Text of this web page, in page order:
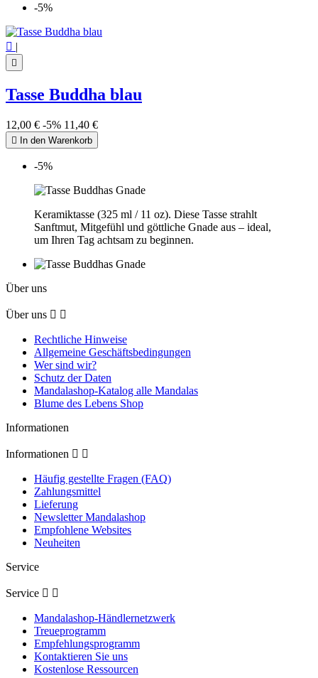
-5%
 |

Tasse Buddha blau
12,00 € -5% 11,40 €
 In den Warenkorb
-5%
Keramiktasse (325 ml / 11 oz). Diese Tasse strahlt
Sanftmut, Mitgefühl und göttliche Gnade aus – ideal,
um Ihren Tag achtsam zu beginnen.
Über uns
Über uns  
Rechtliche Hinweise
Allgemeine Geschäftsbedingungen
Wer sind wir?
Schutz der Daten
Mandalashop-Katalog alle Mandalas
Blume des Lebens Shop
Informationen
Informationen  
Häufig gestellte Fragen (FAQ)
Zahlungsmittel
Lieferung
Newsletter Mandalashop
Empfohlene Websites
Neuheiten
Service
Service  
Mandalashop-Händlernetzwerk
Treueprogramm
Empfehlungsprogramm
Kontaktieren Sie uns
Kostenlose Ressourcen